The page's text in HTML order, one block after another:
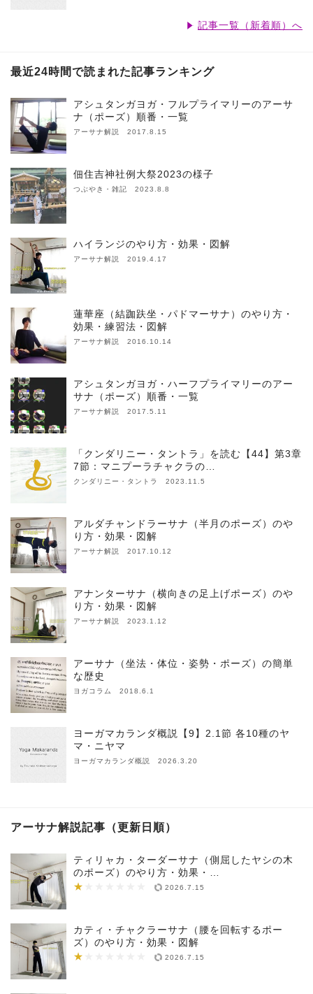
記事一覧（新着順）へ
最近24時間で読まれた記事ランキング
アシュタンガヨガ・フルプライマリーのアーサ
ナ（ポーズ）順番・一覧
アーサナ解説 2017.8.15
佃住吉神社例大祭2023の様子
つぶやき・雑記 2023.8.8
ハイランジのやり方・効果・図解
アーサナ解説 2019.4.17
蓮華座（結跏趺坐・パドマーサナ）のやり方・
効果・練習法・図解
アーサナ解説 2016.10.14
アシュタンガヨガ・ハーフプライマリーのアー
サナ（ポーズ）順番・一覧
アーサナ解説 2017.5.11
「クンダリニー・タントラ」を読む【44】第3章
7節：マニプーラチャクラの…
クンダリニー・タントラ 2023.11.5
アルダチャンドラーサナ（半月のポーズ）のや
り方・効果・図解
アーサナ解説 2017.10.12
アナンターサナ（横向きの足上げポーズ）のや
り方・効果・図解
アーサナ解説 2023.1.12
アーサナ（坐法・体位・姿勢・ポーズ）の簡単
な歴史
ヨガコラム 2018.6.1
ヨーガマカランダ概説【9】2.1節 各10種のヤ
マ・ニヤマ
ヨーガマカランダ概説 2026.3.20
アーサナ解説記事（更新日順）
ティリャカ・ターダーサナ（側屈したヤシの木
のポーズ）のやり方・効果・…
★
★★★★★★★ 2026.7.15
カティ・チャクラーサナ（腰を回転するポー
ズ）のやり方・効果・図解
★
★★★★★★★ 2026.7.15